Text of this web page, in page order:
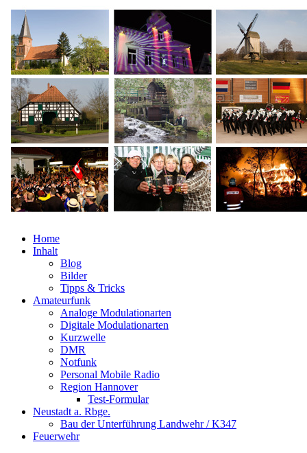
Home
Inhalt
Blog
Bilder
Tipps & Tricks
Amateurfunk
Analoge Modulationarten
Digitale Modulationarten
Kurzwelle
DMR
Notfunk
Personal Mobile Radio
Region Hannover
Test-Formular
Neustadt a. Rbge.
Bau der Unterführung Landwehr / K347
Feuerwehr